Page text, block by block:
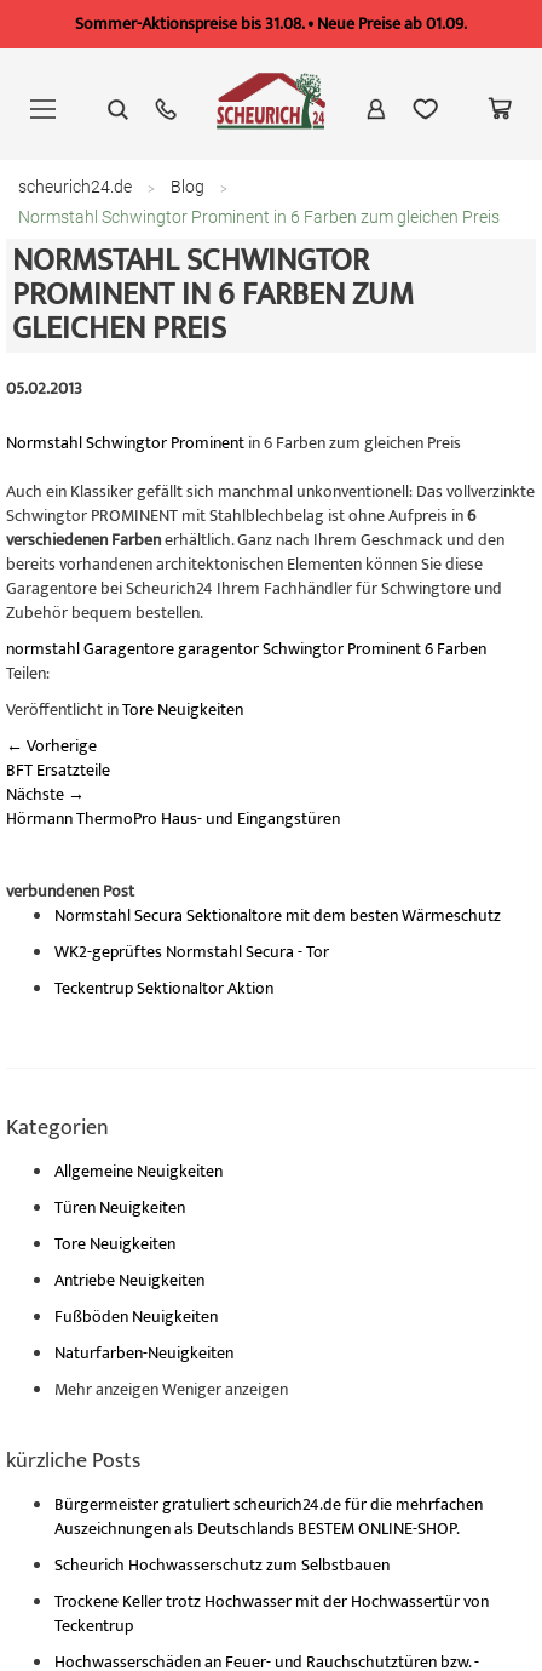
Sommer-Aktionspreise bis 31.08. • Neue Preise ab 01.09.
springen
scheurich24.de
Blog
Normstahl Schwingtor Prominent in 6 Farben zum gleichen Preis
NORMSTAHL SCHWINGTOR
PROMINENT IN 6 FARBEN ZUM
GLEICHEN PREIS
05.02.2013
Normstahl Schwingtor Prominentin 6 Farben zum gleichen Preis
Auch ein Klassiker gefällt sich manchmal unkonventionell: Das vollverzinkte
Schwingtor PROMINENT mit Stahlblechbelag ist ohne Aufpreis in6
verschiedenen Farbenerhältlich. Ganz nach Ihrem Geschmack und den
bereits vorhandenen architektonischen Elementen können Sie diese
Garagentore bei Scheurich24 Ihrem Fachhändler für Schwingtore und
Zubehör bequem bestellen.
normstahlGaragentoregaragentorSchwingtorProminent6 Farben
Teilen:
Veröffentlicht inTore Neuigkeiten
← Vorherige
BFT Ersatzteile
Nächste →
Hörmann ThermoPro Haus- und Eingangstüren
verbundenen Post
Normstahl Secura Sektionaltore mit dem besten Wärmeschutz
WK2-geprüftes Normstahl Secura - Tor
Teckentrup Sektionaltor Aktion
Kategorien
Allgemeine Neuigkeiten
Türen Neuigkeiten
Tore Neuigkeiten
Antriebe Neuigkeiten
Fußböden Neuigkeiten
Naturfarben-Neuigkeiten
Mehr anzeigenWeniger anzeigen
kürzliche Posts
Bürgermeister gratuliert scheurich24.de für die mehrfachen
Auszeichnungen als Deutschlands BESTEM ONLINE-SHOP.
Scheurich Hochwasserschutz zum Selbstbauen
Trockene Keller trotz Hochwasser mit der Hochwassertür von
Teckentrup
Hochwasserschäden an Feuer- und Rauchschutztüren bzw. -